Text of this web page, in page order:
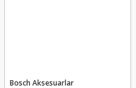
Bosch Aksesuarlar